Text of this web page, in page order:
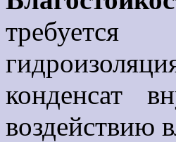
конденсат
воздействию